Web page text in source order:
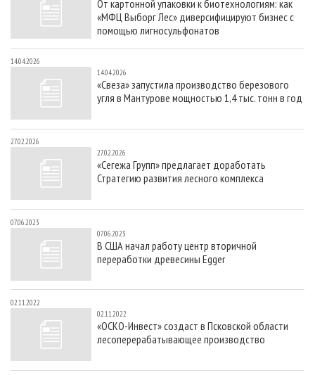
От картонной упаковки к биотехнологиям: как
«МФЦ Выборг Лес» диверсифицируют бизнес с
помощью лигносульфонатов
14.04.2026
14.04.2026
«Свеза» запустила производство березового
угля в Мантурове мощностью 1,4 тыс. тонн в год
27.02.2026
27.02.2026
«Сегежа Групп» предлагает доработать
Стратегию развития лесного комплекса
07.06.2023
07.06.2023
В США начал работу центр вторичной
переработки древесины Egger
02.11.2022
02.11.2022
«ОСКО-Инвест» создаст в Псковской области
лесоперерабатывающее производство